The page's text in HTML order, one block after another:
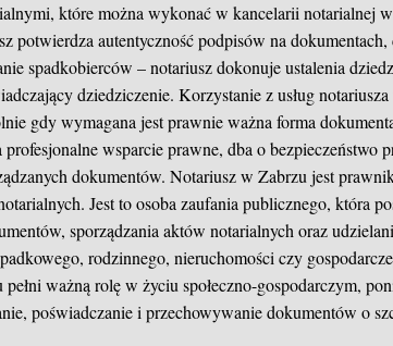
które można wykonać w kancelarii notarialnej
potwierdza autentyczność podpisów na
spadkobierców – notariusz dokonuje ustalenia
dziedziczenie. Korzystanie z usług
gdy wymagana jest prawnie ważna forma
wsparcie prawne, dba o bezpieczeństwo
dokumentów. Notariusz w Zabrzu jest
Jest to osoba zaufania publicznego, która
sporządzania aktów notarialnych oraz
rodzinnego, nieruchomości czy
ważną rolę w życiu społeczno-gospodarczym,
poświadczanie i przechowywanie dokumentów o